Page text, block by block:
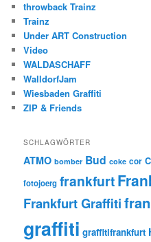
throwback Trainz
Trainz
Under ART Construction
Video
WALDASCHAFF
WalldorfJam
Wiesbaden Graffiti
ZIP & Friends
SCHLAGWÖRTER
ATMO bomber Bud coke cor
fotojoerg frankfurt
Frankfurt Graffiti
graffiti graffitifrankfurt